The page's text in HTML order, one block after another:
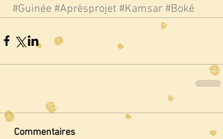
#Guinée #Aprèsprojet #Kamsar #Boké
Commentaires